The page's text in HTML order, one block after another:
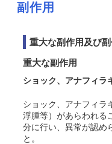
副作用
重大な副作用及び
重大な副作用
ショック、アナフィラ
ショック、アナフィラ
浮腫等）があらわれる
分に行い、異常が認め
と。